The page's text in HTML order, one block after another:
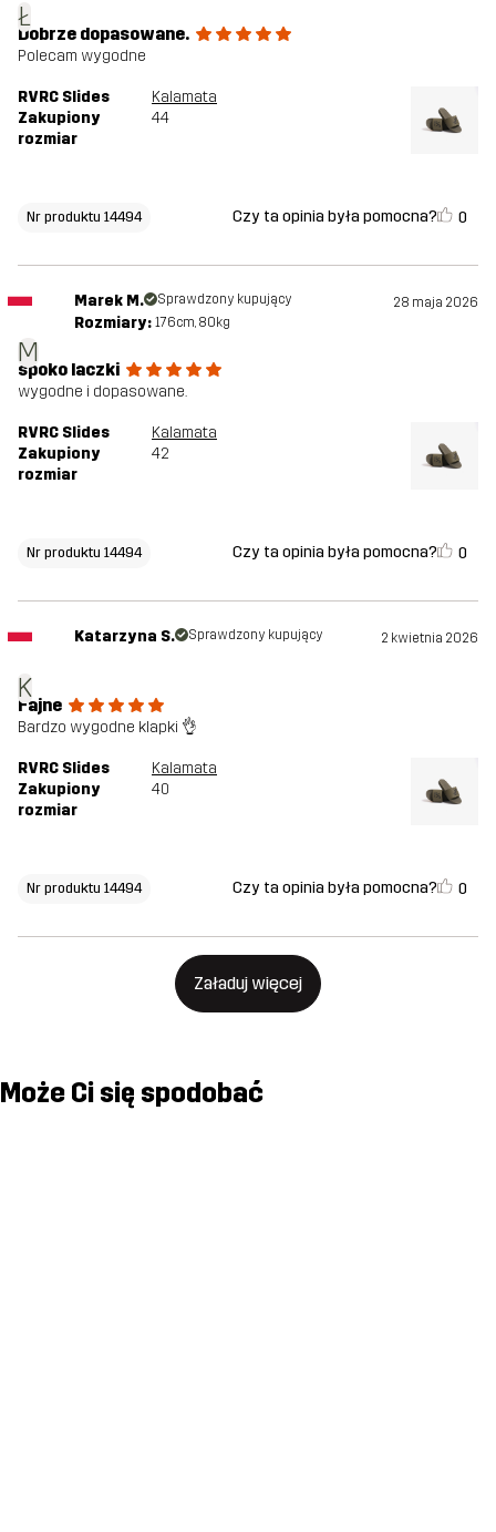
Ł
Dobrze dopasowane.
Polecam wygodne
RVRC Slides
Kalamata
Zakupiony
rozmiar
44
Nr produktu 14494 Czy ta opinia była pomocna? 0
M
Marek M. Sprawdzony kupujący 28 maja 2026
Rozmiary: 176cm, 80kg
spoko laczki
wygodne i dopasowane.
RVRC Slides
Kalamata
Zakupiony
rozmiar
42
Nr produktu 14494 Czy ta opinia była pomocna? 0
K
Katarzyna S. Sprawdzony kupujący 2 kwietnia 2026
Fajne
Bardzo wygodne klapki 👌
RVRC Slides
Kalamata
Zakupiony
rozmiar
40
Nr produktu 14494 Czy ta opinia była pomocna? 0
Załaduj więcej
Może Ci się spodobać